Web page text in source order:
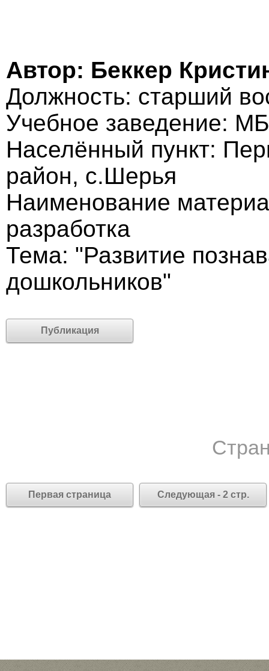
Автор: Беккер
Должность: старший
Учебное заведение:
Населённый пункт:
район, с.Шерья
Наименование
разработка
Тема: "Развитие
дошкольников"
Публикация
Первая страница Следующая - 2 стр.